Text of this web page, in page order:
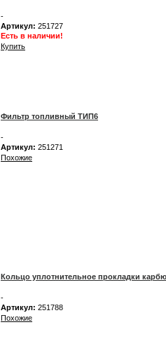
-
Артикул: 251727
Есть в наличии!
Купить
Фильтр топливный ТИП6
-
Артикул: 251271
Похожие
Кольцо уплотнительное прокладки
-
Артикул: 251788
Похожие